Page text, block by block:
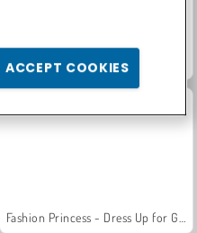
Scala 40
ACCEPT COOKIES